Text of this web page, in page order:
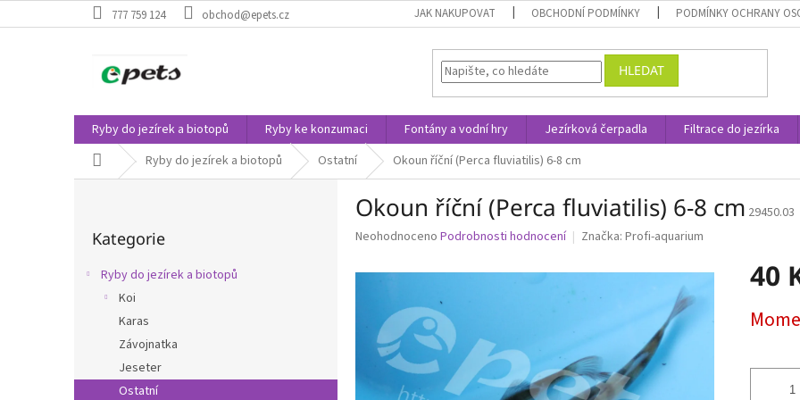
na
777 759 124 obchod@epets.cz JAK NAKUPOVAT OBCHODNÍ PODMÍNKY PODMÍNKY OCHRANY
HLEDAT
Ryby do jezírek a biotopů Ryby ke konzumaci Fontány a vodní hry Jezírková čerpadla Filtrace do jezírka
Domů Ryby do jezírek a biotopů Ostatní Okoun říční (Perca fluviatilis) 6-8 cm
a
kategorie
Kategorie
Ryby do jezírek a biotopů
Koi
Karas
Závojnatka
Jeseter
Ostatní
Okoun říční (Perca fluviatilis) 6-8 cm 29450.03
Průměrné
produktu
hvězdiček.
Neohodnoceno Podrobnosti hodnocení Značka: Profi-aquarium
40
cena: